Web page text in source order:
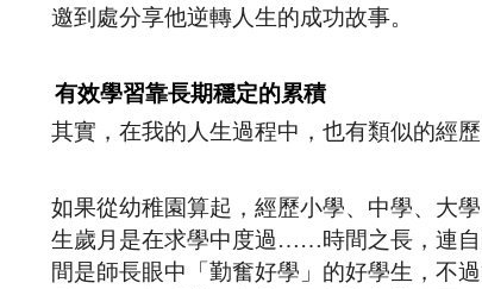
邀到處分享他逆轉人生的成功故事。
有效學習靠長期穩定的累積
其實，在我的人生過程中，也有類似的經歷
如果從幼稚園算起，經歷小學、中學、大
生歲月是在求學中度過……時間之長，連自
間是師長眼中「勤奮好學」的好學生，不